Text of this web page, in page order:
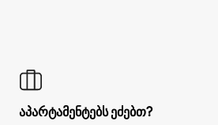
აპარტამენტებს ეძებთ?